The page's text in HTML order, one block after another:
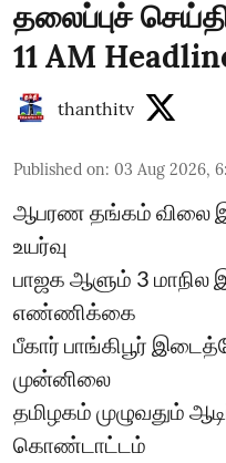
தலைப்புச்
11 AM
thanthitv
Published on: 03 Aug 2026,
ஆபரண தங்கம் விலை
உயர்வு
பாஜக ஆளும் 3 மாநில
எண்ணிக்கை
பீகார் பாங்கிபூர்
முன்னிலை
தமிழகம் முழுவதும்
கொண்டாட்டம்